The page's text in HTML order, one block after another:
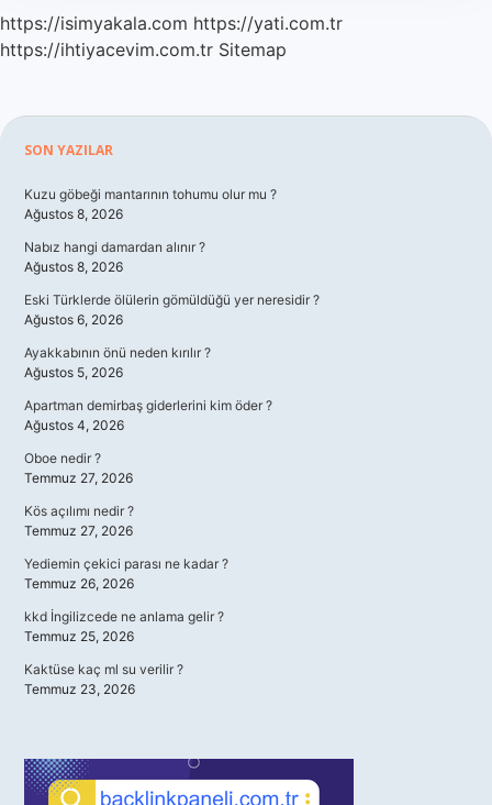
https://isimyakala.com https://yati.com.tr
https://ihtiyacevim.com.tr Sitemap
Sidebar
SON YAZILAR
Kuzu göbeği mantarının tohumu olur mu ?
Ağustos 8, 2026
Nabız hangi damardan alınır ?
Ağustos 8, 2026
Eski Türklerde ölülerin gömüldüğü yer neresidir ?
Ağustos 6, 2026
Ayakkabının önü neden kırılır ?
Ağustos 5, 2026
Apartman demirbaş giderlerini kim öder ?
Ağustos 4, 2026
Oboe nedir ?
Temmuz 27, 2026
Kös açılımı nedir ?
Temmuz 27, 2026
Yediemin çekici parası ne kadar ?
Temmuz 26, 2026
kkd İngilizcede ne anlama gelir ?
Temmuz 25, 2026
Kaktüse kaç ml su verilir ?
Temmuz 23, 2026